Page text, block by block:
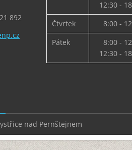
892
12:30 -
Čtvrtek
8:00 -
Pátek
8:00 -
12:30 -
nad Pernštejnem